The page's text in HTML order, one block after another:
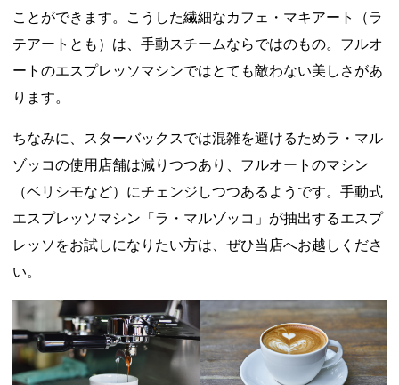
ことができます。こうした繊細なカフェ・マキアート（ラ
テアートとも）は、手動スチームならではのもの。フルオ
ートのエスプレッソマシンではとても敵わない美しさがあ
ります。
ちなみに、スターバックスでは混雑を避けるためラ・マル
ゾッコの使用店舗は減りつつあり、フルオートのマシン
（ベリシモなど）にチェンジしつつあるようです。手動式
エスプレッソマシン「ラ・マルゾッコ」が抽出するエスプ
レッソをお試しになりたい方は、ぜひ当店へお越しくださ
い。